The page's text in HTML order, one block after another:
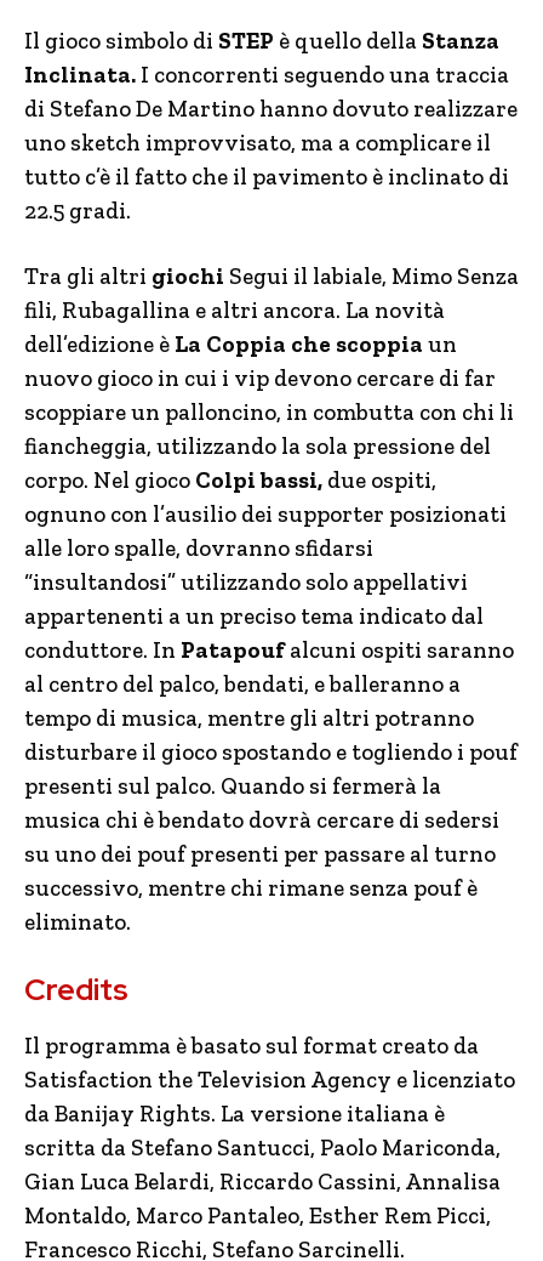
Il gioco simbolo di STEP è quello della Stanza
Inclinata. I concorrenti seguendo una traccia
di Stefano De Martino hanno dovuto realizzare
uno sketch improvvisato, ma a complicare il
tutto c’è il fatto che il pavimento è inclinato di
22.5 gradi.
Tra gli altri giochi Segui il labiale, Mimo Senza
fili, Rubagallina e altri ancora. La novità
dell’edizione è La Coppia che scoppia un
nuovo gioco in cui i vip devono cercare di far
scoppiare un palloncino, in combutta con chi li
fiancheggia, utilizzando la sola pressione del
corpo. Nel gioco Colpi bassi, due ospiti,
ognuno con l’ausilio dei supporter posizionati
alle loro spalle, dovranno sfidarsi
“insultandosi” utilizzando solo appellativi
appartenenti a un preciso tema indicato dal
conduttore. In Patapoufalcuni ospiti saranno
al centro del palco, bendati, e balleranno a
tempo di musica, mentre gli altri potranno
disturbare il gioco spostando e togliendo i pouf
presenti sul palco. Quando si fermerà la
musica chi è bendato dovrà cercare di sedersi
su uno dei pouf presenti per passare al turno
successivo, mentre chi rimane senza pouf è
eliminato.
Credits
Il programma è basato sul format creato da
Satisfaction the Television Agency e licenziato
da Banijay Rights. La versione italiana è
scritta da Stefano Santucci, Paolo Mariconda,
Gian Luca Belardi, Riccardo Cassini, Annalisa
Montaldo, Marco Pantaleo, Esther Rem Picci,
Francesco Ricchi, Stefano Sarcinelli.